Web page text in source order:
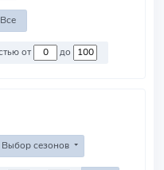
Все
Против команд со стоимостью от до
Выбор сезонов